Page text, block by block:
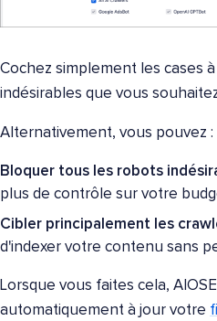
Cochez simplement les cases
indésirables que vous
Alternativement, vous pouvez :
Bloquer tous les robots
plus de contrôle sur votre
Cibler principalement les
d'indexer votre contenu sans
Lorsque vous faites cela,
automatiquement à jour votre